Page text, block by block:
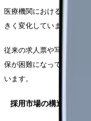
医療機関における看護師
きく変化しています。
従来の求人票や写真によ
保が困難になってきてお
います。
採用市場の構造的変化